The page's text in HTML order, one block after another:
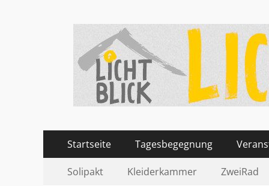
67434 Neustadt an der Weinstraße –
Primäres
Menü
Inhalt
springen
Startseite Tagesbegegnung
Sekundär-
Inhalt
Solipakt Kleiderkammer ZweiRad